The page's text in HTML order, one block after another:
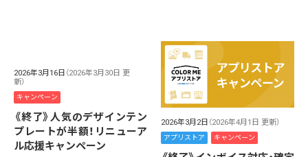
2026年3月16日 （2026年3月30日 更
新）
キャンペーン
《終了》人気のデザインテン
プレートが半額！リニューア
ル応援キャンペーン
2026年3月2日 （2026年4月1日 更新）
アプリストア キャンペーン